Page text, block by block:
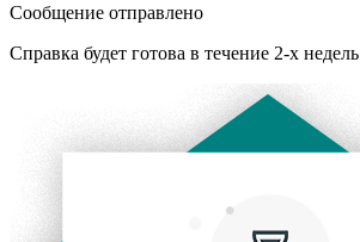
Сообщение отправлено
Справка будет готова в течение 2-х недель